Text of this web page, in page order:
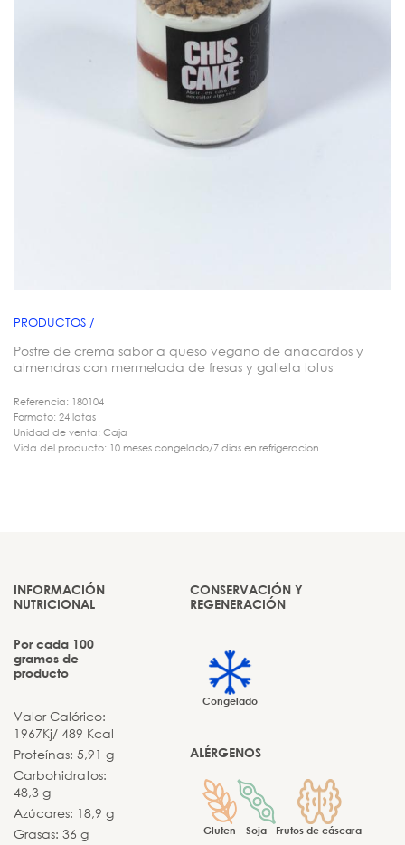
PRODUCTOS /
Postre de crema sabor a queso vegano de anacardos y
almendras con mermelada de fresas y galleta lotus
Referencia: 180104
Formato: 24 latas
Unidad de venta: Caja
Vida del producto: 10 meses congelado/7 dias en refrigeracion
INFORMACIÓN
NUTRICIONAL
Por cada 100
gramos de
producto
Valor Calórico:
1967Kj/ 489 Kcal
Proteínas: 5,91 g
Carbohidratos:
48,3 g
Azúcares: 18,9 g
Grasas: 36 g
CONSERVACIÓN Y
REGENERACIÓN
Congelado
ALÉRGENOS
Gluten Soja Frutos de cáscara